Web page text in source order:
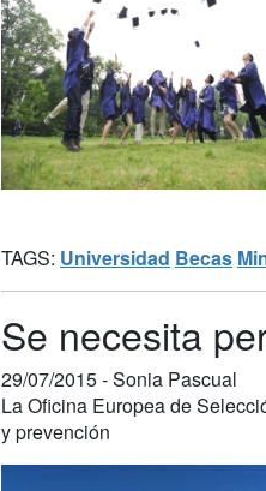
TAGS: Universidad Becas
Se necesita
29/07/2015 -Sonia Pascual
La Oficina Europea de
y prevención